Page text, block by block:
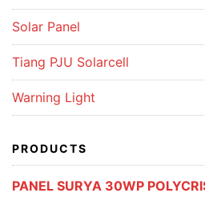
Solar Panel
Tiang PJU Solarcell
Warning Light
PRODUCTS
PANEL SURYA 30WP